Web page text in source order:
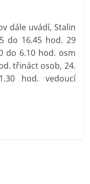
dále uvádí, Stalin
do 16.45 hod. 29
do 6.10 hod. osm
třináct osob, 24.
hod. vedoucí